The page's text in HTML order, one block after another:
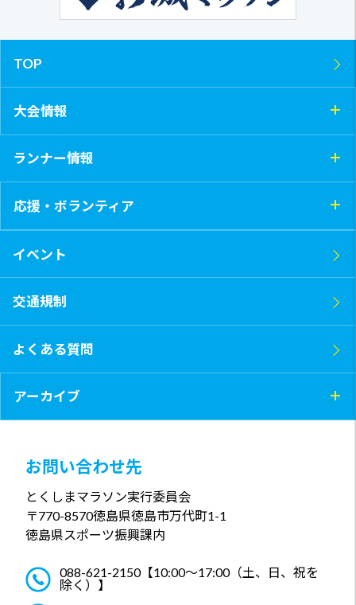
TOP
大会情報
ランナー情報
応援・ボランティア
イベント
交通規制
よくある質問
アーカイブ
お問い合わせ先
とくしまマラソン実行委員会
〒770-8570徳島県徳島市万代町1-1
徳島県スポーツ振興課内
088-621-2150【10:00～17:00（土、日、祝を
除く）】